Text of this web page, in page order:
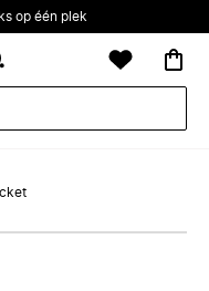
op één plek